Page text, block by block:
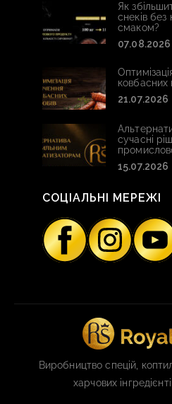
Як
снеків без
смаком?
07.08.2026
ковбасних
21.07.2026
сучасні
15.07.2026
СОЦІАЛЬНІ МЕРЕЖІ
Виробництво спецій,
харчових